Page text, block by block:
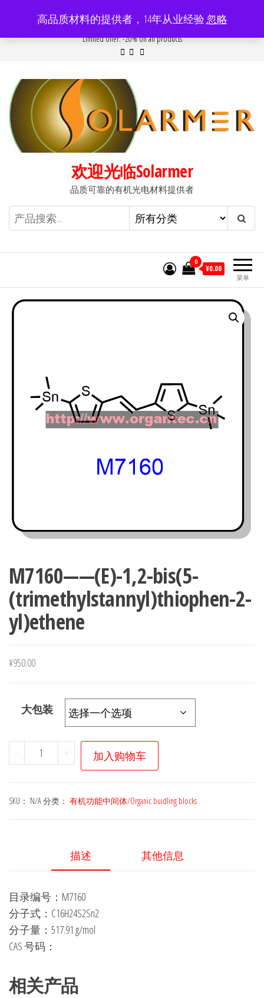
内
Popular searches:Women //Modern //New//Sale
Limited offer: -20% on all products
欢迎光临Solarmer
品质可靠的有机光电材料提供者
菜单
0
¥0.00
M7160——(E)-1,2-bis(5-
(trimethylstannyl)thiophen-2-
yl)ethene
¥950.00
大包装
-
M7160
——
bis(5-
+ 加入购物车
SKU： N/A分类： 有机功能中间体/Organic buidling blocks
描述 其他信息
目录编号：M7160
分子式：C16H24S2Sn2
分子量：517.91 g/mol
CAS 号码：
相关产品
高品质材料的提供者，14年从业经验忽略